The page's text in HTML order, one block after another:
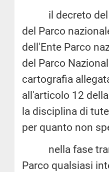
il decreto del
del Parco
dell'Ente Parco
del Parco
cartografia
all'articolo 12
la disciplina di
per quanto non
nella fase
Parco qualsiasi